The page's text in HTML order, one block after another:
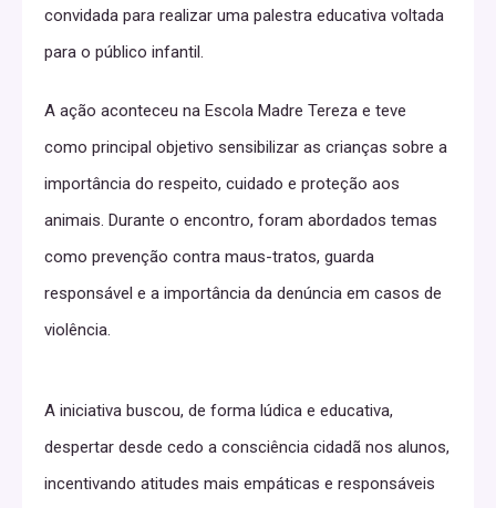
convidada para realizar uma palestra educativa voltada
para o público infantil.
A ação aconteceu na Escola Madre Tereza e teve
como principal objetivo sensibilizar as crianças sobre a
importância do respeito, cuidado e proteção aos
animais. Durante o encontro, foram abordados temas
como prevenção contra maus-tratos, guarda
responsável e a importância da denúncia em casos de
violência.
A iniciativa buscou, de forma lúdica e educativa,
despertar desde cedo a consciência cidadã nos alunos,
incentivando atitudes mais empáticas e responsáveis